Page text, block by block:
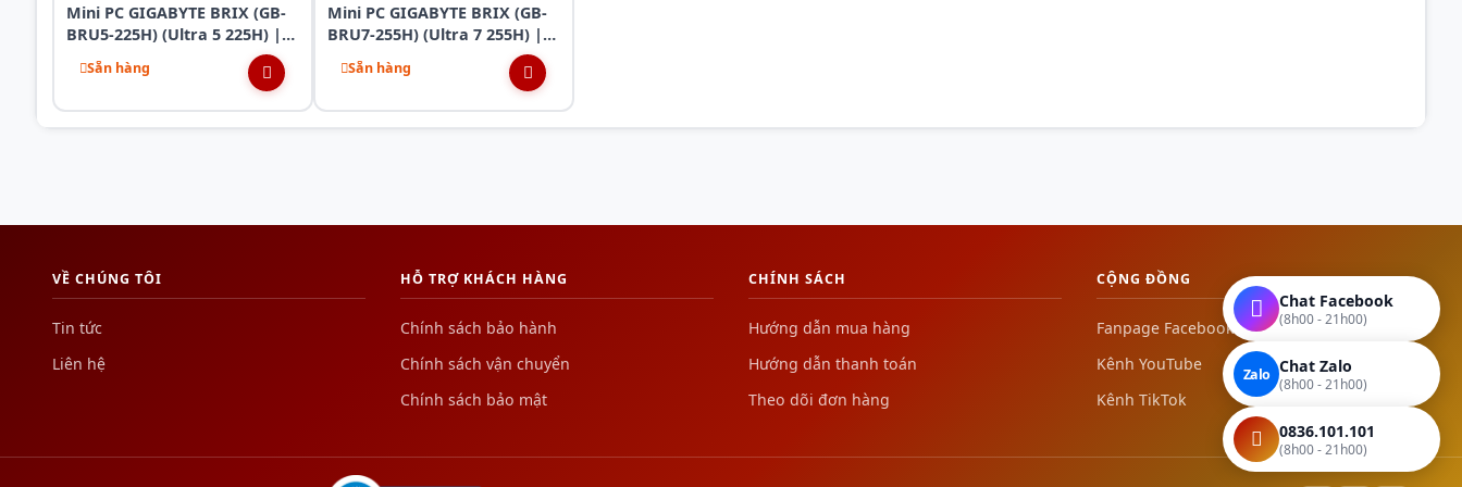
Mini PC GIGABYTE BRIX (GB-
BRU5-225H) (Ultra 5 225H) |
2xHDMI | 1xUSB4 | WiFi 7 |
Bluetooth | 1xLAN | VESA |
Sẵn hàng
Mini PC GIGABYTE BRIX (GB-
BRU7-255H) (Ultra 7 255H) |
2xHDMI | 1xUSB4 | WIFI 7 |
Bluetooth | 1xLAN | VESA |
Sẵn hàng
VỀ CHÚNG TÔI
Tin tức
Liên hệ
HỖ TRỢ KHÁCH HÀNG
Chính sách bảo hành
Chính sách vận chuyển
Chính sách bảo mật
CHÍNH SÁCH
Hướng dẫn mua hàng
Hướng dẫn thanh toán
Theo dõi đơn hàng
CỘNG ĐỒNG
Fanpage Facebook
Kênh YouTube
Kênh TikTok
Chat Facebook
(8h00 - 21h00)
Zalo Chat Zalo
(8h00 - 21h00)
0836.101.101
(8h00 - 21h00)